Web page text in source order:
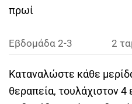
πρωί
Εβδομάδα 2-3 2
Καταναλώστε κάθε
θεραπεία, τουλάχιστον